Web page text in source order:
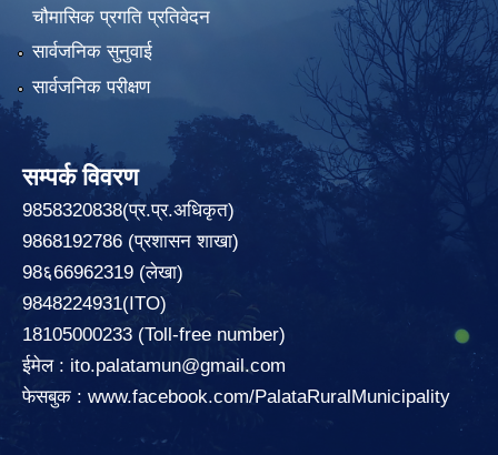
चौमासिक प्रगति प्रतिवेदन
सार्वजनिक सुनुवाई
सार्वजनिक परीक्षण
सम्पर्क विवरण
9858320838(प्र.प्र.अधिकृत)
9868192786 (प्रशासन शाखा)
98६66962319 (लेखा)
9848224931(ITO)
18105000233 (Toll-free number)
ईमेल : ito.palatamun@gmail.com
फेसबुक : www.facebook.com/PalataRuralMunicipality